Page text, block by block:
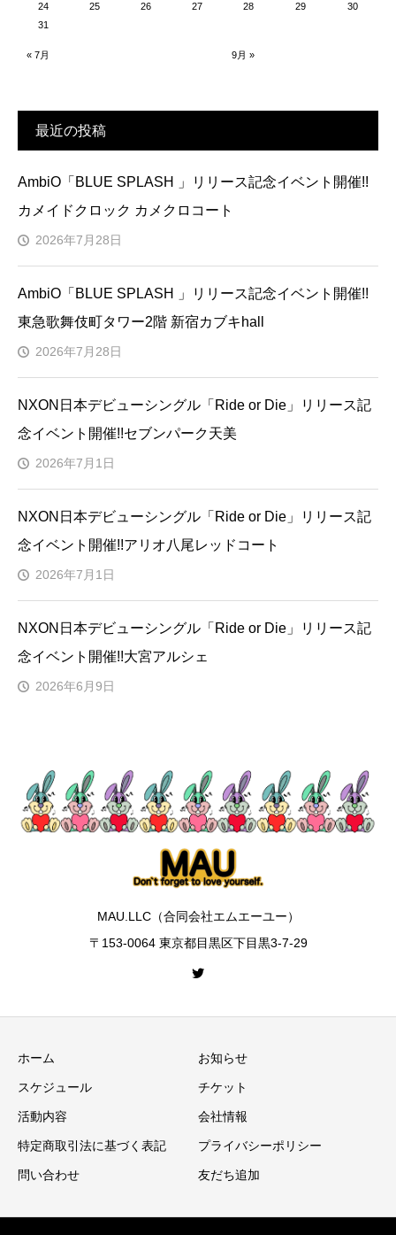
24
25 26 27 28 29
30
31
« 7月 9月 »
最近の投稿
AmbiO「BLUE SPLASH 」リリース記念イベント開催!!
カメイドクロック カメクロコート
2026年7月28日
AmbiO「BLUE SPLASH 」リリース記念イベント開催!!
東急歌舞伎町タワー2階 新宿カブキhall
2026年7月28日
NXON日本デビューシングル「Ride or Die」リリース記
念イベント開催!!セブンパーク天美
2026年7月1日
NXON日本デビューシングル「Ride or Die」リリース記
念イベント開催!!アリオ八尾レッドコート
2026年7月1日
NXON日本デビューシングル「Ride or Die」リリース記
念イベント開催!!大宮アルシェ
2026年6月9日
MAU.LLC（合同会社エムエーユー）
〒153-0064 東京都目黒区下目黒3-7-29
ホーム お知らせ
スケジュール チケット
活動内容 会社情報
特定商取引法に基づく表記 プライバシーポリシー
問い合わせ 友だち追加